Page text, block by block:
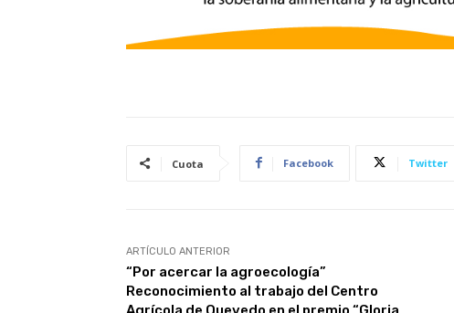
Cuota Facebook Twitter
ARTÍCULO ANTERIOR
“Por acercar la agroecología”
Reconocimiento al trabajo del Centro